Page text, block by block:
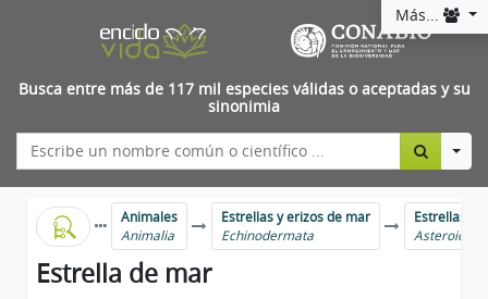
Más...
Busca entre más de 117 mil especies válidas o aceptadas y su
sinonimia
Animales
Animalia
Estrellas y erizos de mar
Echinodermata
Estrellas
Asteroidea
Estrella de mar